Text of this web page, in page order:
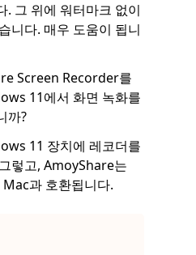
. 그 위에 워터마크 없이
니다. 매우 도움이 됩니
Screen Recorder를
11에서 화면 녹화를
까?
11 장치에 레코더를
렇고, AmoyShare는
과 호환됩니다.